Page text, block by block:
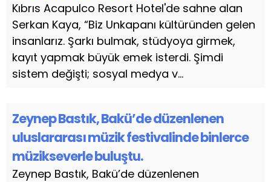
Kıbrıs Acapulco Resort Hotel'de sahne alan
Serkan Kaya, “Biz Unkapanı kültüründen gelen
insanlarız. Şarkı bulmak, stüdyoya girmek,
kayıt yapmak büyük emek isterdi. Şimdi
sistem değişti; sosyal medya v...
Zeynep Bastık, Bakü’de düzenlenen
uluslararası müzik festivalinde binlerce
müzikseverle buluştu.
Zeynep Bastık, Bakü’de düzenlenen